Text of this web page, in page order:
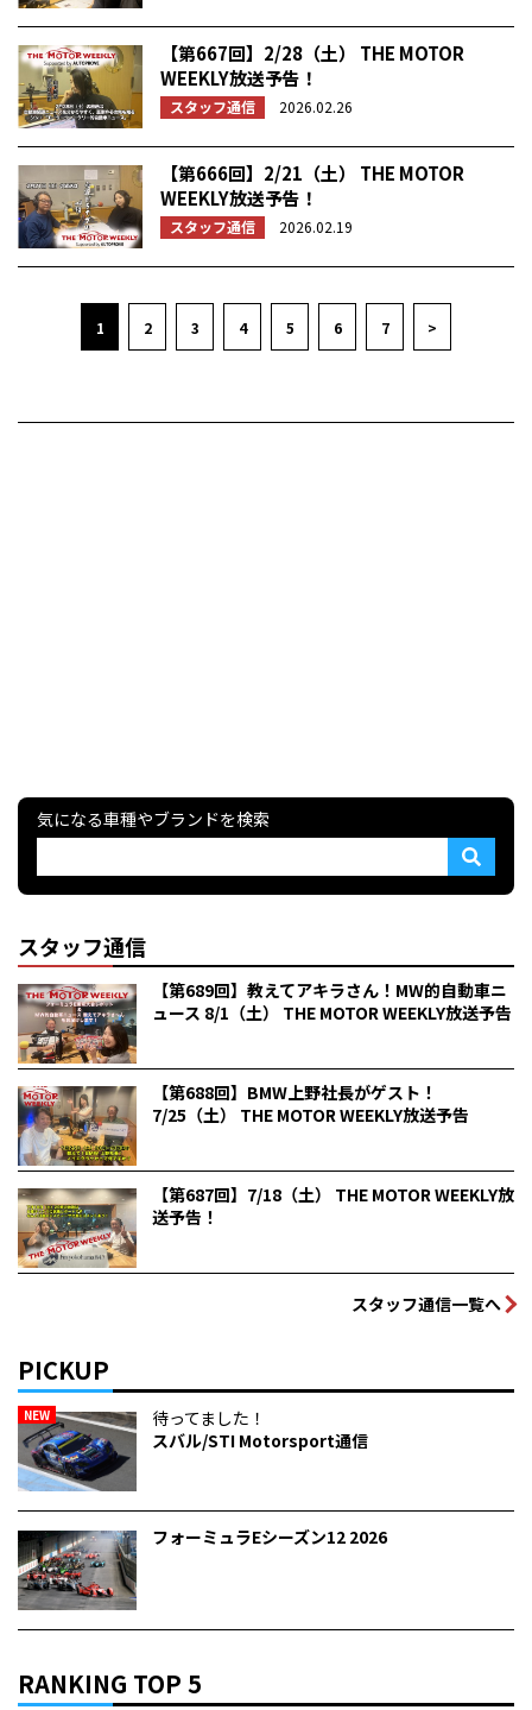
【第667回】2/28（土） THE MOTOR
WEEKLY放送予告！
スタッフ通信 2026.02.26
【第666回】2/21（土） THE MOTOR
WEEKLY放送予告！
スタッフ通信 2026.02.19
1 2 3 4 5 6 7 >
気になる車種やブランドを検索
スタッフ通信
【第689回】教えてアキラさん！MW的自動車ニ
ュース 8/1（土） THE MOTOR WEEKLY放送予告
【第688回】BMW上野社長がゲスト！
7/25（土） THE MOTOR WEEKLY放送予告
【第687回】7/18（土） THE MOTOR WEEKLY放
送予告！
スタッフ通信一覧へ
PICKUP
NEW
待ってました！
スバル/STI Motorsport通信
フォーミュラEシーズン12 2026
RANKING TOP 5